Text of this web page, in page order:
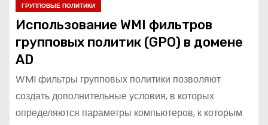
ГРУППОВЫЕ ПОЛИТИКИ
Использование WMI фильтров
групповых политик (GPO) в домене
AD
WMI фильтры групповых политики позволяют
создать дополнительные условия, в которых
определяются параметры компьютеров, к которым